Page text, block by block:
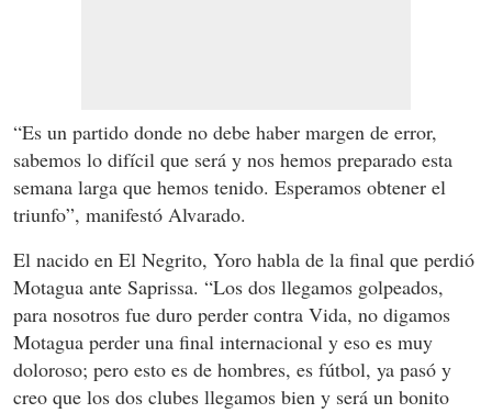
“Es un partido donde no debe haber margen de error,
sabemos lo difícil que será y nos hemos preparado esta
semana larga que hemos tenido. Esperamos obtener el
triunfo”, manifestó Alvarado.
El nacido en El Negrito, Yoro habla de la final que perdió
Motagua ante Saprissa. “Los dos llegamos golpeados,
para nosotros fue duro perder contra Vida, no digamos
Motagua perder una final internacional y eso es muy
doloroso; pero esto es de hombres, es fútbol, ya pasó y
creo que los dos clubes llegamos bien y será un bonito